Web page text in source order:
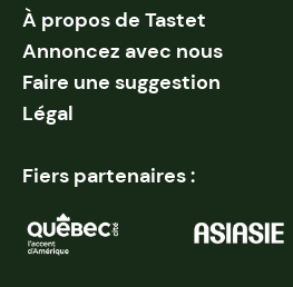
À propos de Tastet
Annoncez avec nous
Faire une suggestion
Légal
Fiers partenaires :